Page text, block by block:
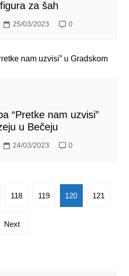
za šah
25/03/2023 0
“Pretke nam uzvisi”
u Bečeju
24/03/2023 0
118 119 120 121
Next